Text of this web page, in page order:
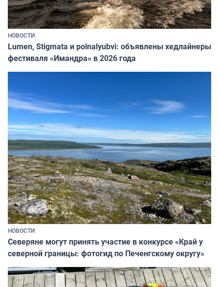
НОВОСТИ
Lumen, Stigmata и polnalyubvi: объявлены хедлайнеры
фестиваля «Имандра» в 2026 года
НОВОСТИ
Северяне могут принять участие в конкурсе «Край у
северной границы: фотогид по Печенгскому округу»